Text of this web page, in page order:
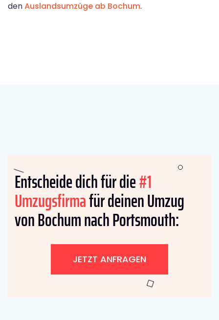
denAuslandsumzüge ab Bochum.
Entscheide dich für die#1
Umzugsfirmafür deinen Umzug
von Bochum nach Portsmouth:
JETZT ANFRAGEN